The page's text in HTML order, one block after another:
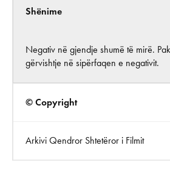
Shënime
Negativ në gjendje shumë të mirë.
gërvishtje në sipërfaqen e negativit.
© Copyright
Arkivi Qendror Shtetëror i Filmit